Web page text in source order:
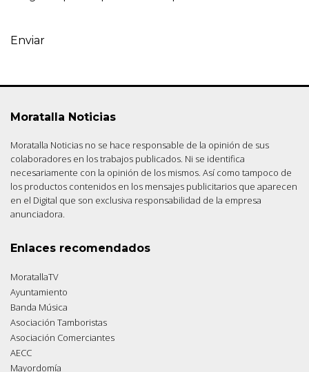
Moratalla Noticias
Moratalla Noticias no se hace responsable de la opinión de sus
colaboradores en los trabajos publicados. Ni se identifica
necesariamente con la opinión de los mismos. Así como tampoco de
los productos contenidos en los mensajes publicitarios que aparecen
en el Digital que son exclusiva responsabilidad de la empresa
anunciadora.
Enlaces recomendados
MoratallaTV
Ayuntamiento
Banda Música
Asociación Tamboristas
Asociación Comerciantes
AECC
Mayordomía